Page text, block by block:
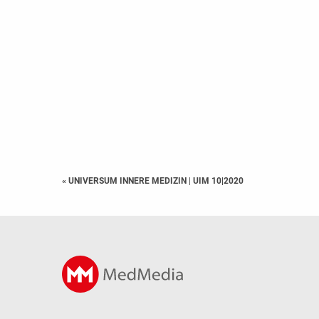
« UNIVERSUM INNERE MEDIZIN UIM 10|2020